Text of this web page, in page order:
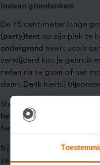
Inslaan grondankers
De 75 centimeter lange
(party)tent op zijn plek te
ondergrond
heeft zoals
verwijderd kun je gebruik
raden na te gaan of het
slaan. Denk hierbij
Sla met een
het maaiveld
bevestig je aan de
Bij het loshalen trek je het
ze erin geslagen zijn.